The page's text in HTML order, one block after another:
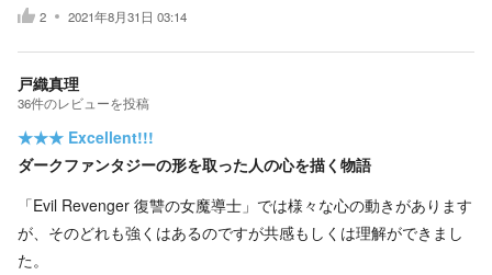
2 2021年8月31日 03:14
戸織真理
36件のレビューを投稿
★★★ Excellent!!!
ダークファンタジーの形を取った人の心を描く物語
「Evil Revenger 復讐の女魔導士」では様々な心の動きがあります
が、そのどれも強くはあるのですが共感もしくは理解ができまし
た。